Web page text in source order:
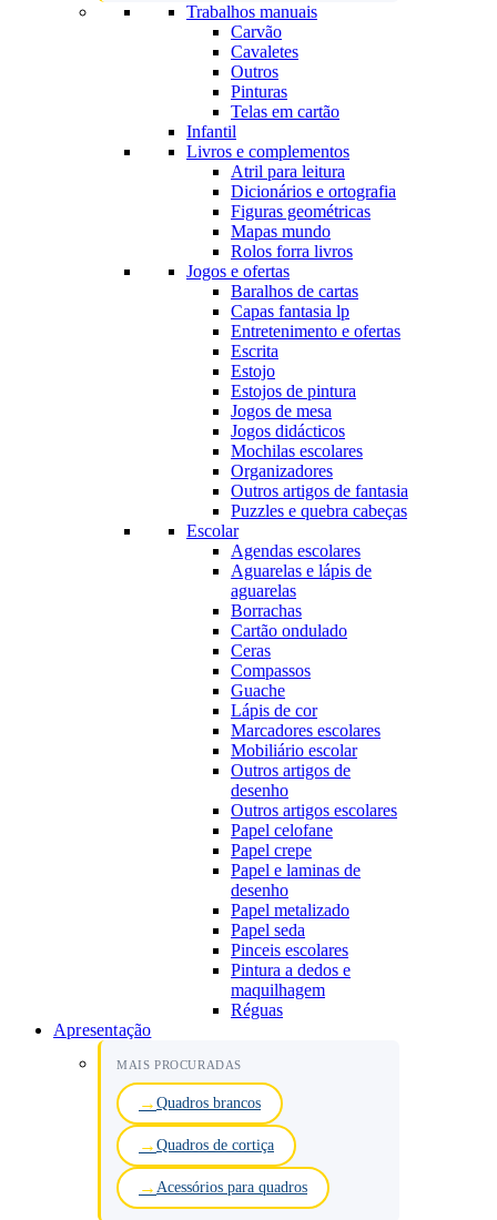
Trabalhos manuais
Carvão
Cavaletes
Outros
Pinturas
Telas em cartão
Infantil
Livros e complementos
Atril para leitura
Dicionários e ortografia
Figuras geométricas
Mapas mundo
Rolos forra livros
Jogos e ofertas
Baralhos de cartas
Capas fantasia lp
Entretenimento e ofertas
Escrita
Estojo
Estojos de pintura
Jogos de mesa
Jogos didácticos
Mochilas escolares
Organizadores
Outros artigos de fantasia
Puzzles e quebra cabeças
Escolar
Agendas escolares
Aguarelas e lápis de
aguarelas
Borrachas
Cartão ondulado
Ceras
Compassos
Guache
Lápis de cor
Marcadores escolares
Mobiliário escolar
Outros artigos de
desenho
Outros artigos escolares
Papel celofane
Papel crepe
Papel e laminas de
desenho
Papel metalizado
Papel seda
Pinceis escolares
Pintura a dedos e
maquilhagem
Réguas
Apresentação
MAIS PROCURADAS
Quadros brancos
Quadros de cortiça
Acessórios para quadros